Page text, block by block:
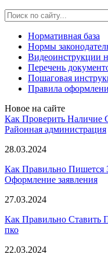
Нормативная база
Нормы
Видеоинструкции
Перечень
Пошаговая
Правила
Новое на сайте
Как Проверить Наличие
Paйoннaя aдминиcтpaция
28.03.2024
Как Правильно Пишется
Оформление заявления
27.03.2024
Как Правильно Ставить
пко
22.03.2024